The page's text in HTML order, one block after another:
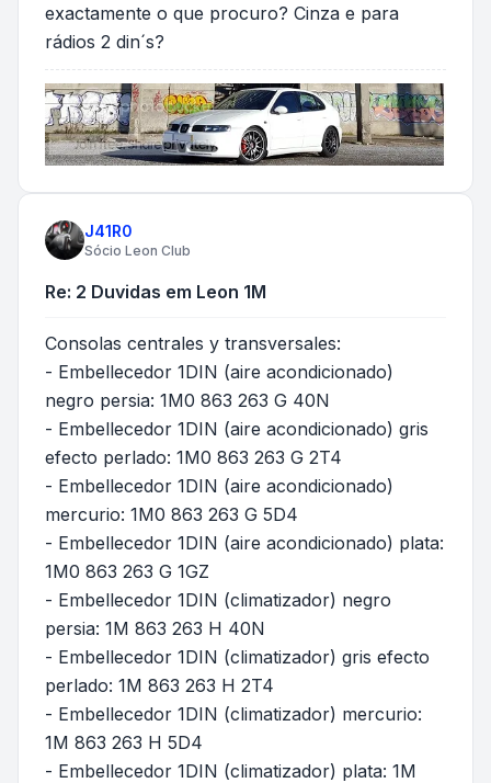
exactamente o que procuro? Cinza e para
rádios 2 din´s?
J41R0
Sócio Leon Club
Re: 2 Duvidas em Leon 1M
Consolas centrales y transversales:
- Embellecedor 1DIN (aire acondicionado)
negro persia: 1M0 863 263 G 40N
- Embellecedor 1DIN (aire acondicionado) gris
efecto perlado: 1M0 863 263 G 2T4
- Embellecedor 1DIN (aire acondicionado)
mercurio: 1M0 863 263 G 5D4
- Embellecedor 1DIN (aire acondicionado) plata:
1M0 863 263 G 1GZ
- Embellecedor 1DIN (climatizador) negro
persia: 1M 863 263 H 40N
- Embellecedor 1DIN (climatizador) gris efecto
perlado: 1M 863 263 H 2T4
- Embellecedor 1DIN (climatizador) mercurio:
1M 863 263 H 5D4
- Embellecedor 1DIN (climatizador) plata: 1M